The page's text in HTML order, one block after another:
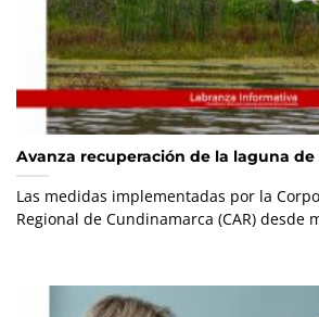
Avanza recuperación de la laguna de
Las medidas implementadas por la
Regional de Cundinamarca (CAR) desde